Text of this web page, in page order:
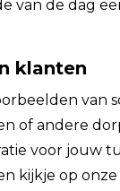
van de dag
klanten
van
of andere
voor jouw
kijkje op onze